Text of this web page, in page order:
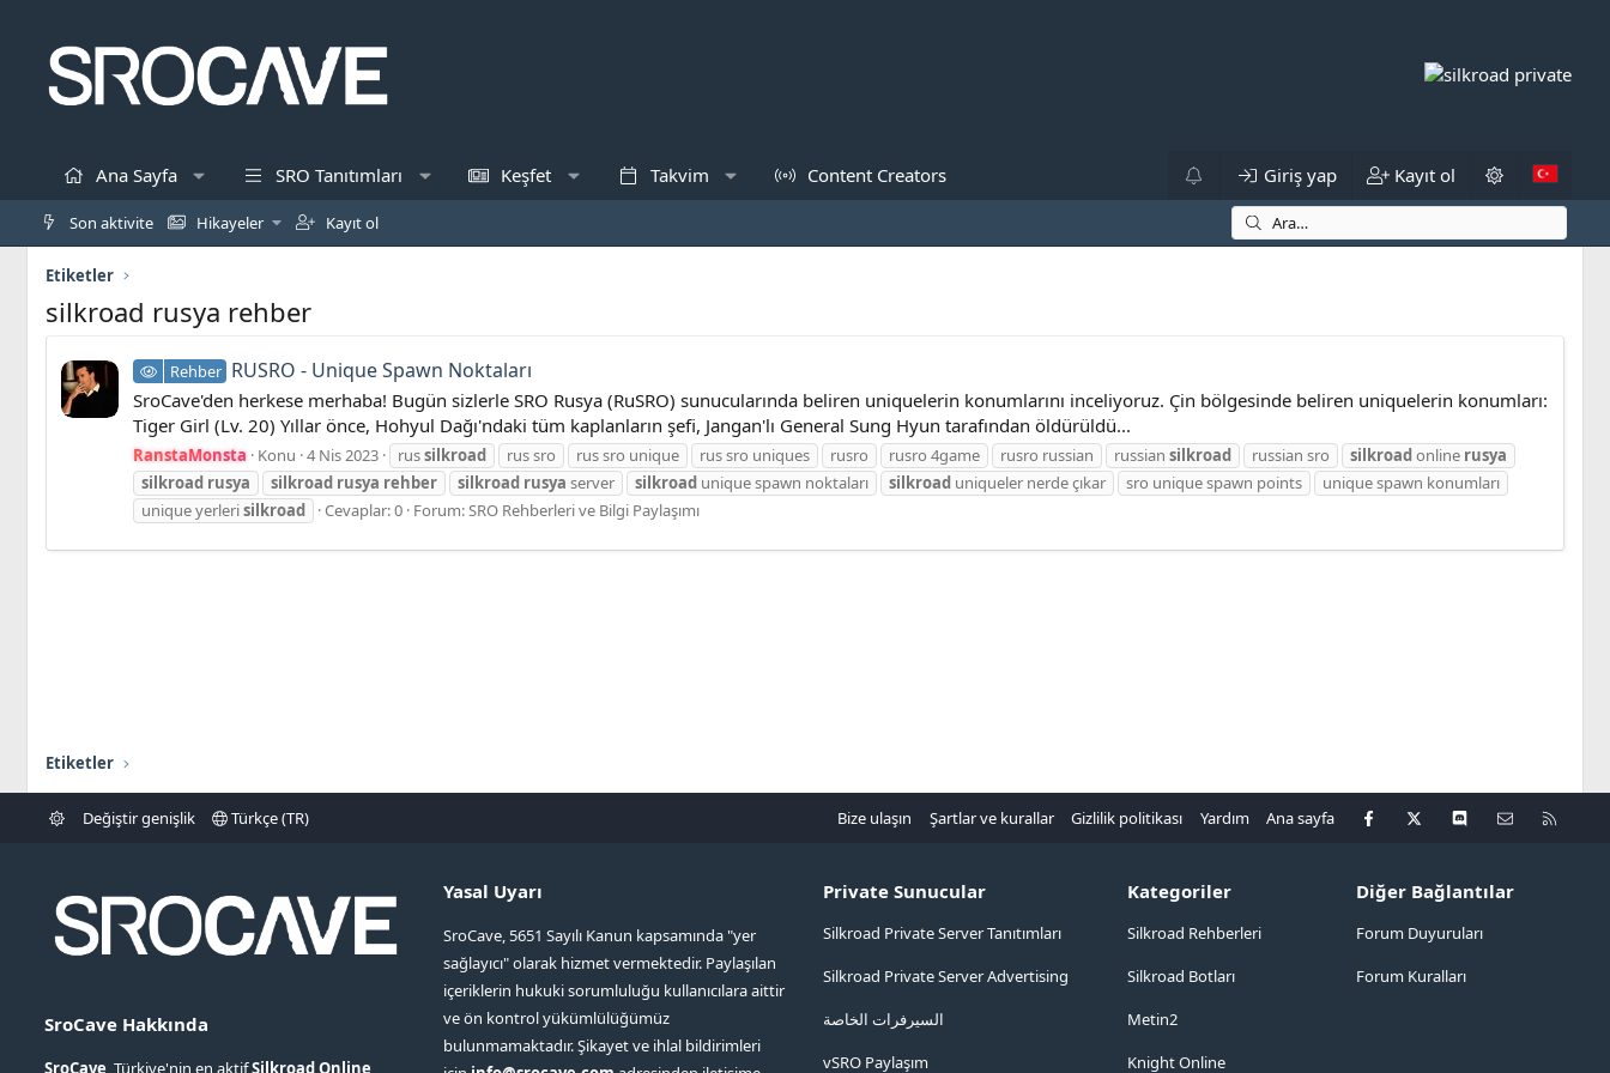
Ana Sayfa SRO Tanıtımları Keşfet Takvim Content Creators Giriş yap Kayıt ol
Son aktivite Hikayeler Kayıt ol
Etiketler
silkroad rusya rehber
Rehber RUSRO - Unique Spawn Noktaları
SroCave'den herkese merhaba! Bugün sizlerle SRO Rusya (RuSRO) sunucularında beliren uniquelerin konumlarını inceliyoruz. Çin bölgesinde beliren uniquelerin konumları:
Tiger Girl (Lv. 20) Yıllar önce, Hohyul Dağı'ndaki tüm kaplanların şefi, Jangan'lı General Sung Hyun tarafından öldürüldü...
RanstaMonsta Konu 4 Nis 2023 russilkroad rus sro rus sro unique rus sro uniques rusro rusro 4game rusro russian russian silkroad russian sro silkroadonline rusya
silkroad rusya silkroad rusya rehber silkroad rusya server silkroad unique spawn noktaları silkroad uniqueler nerde çıkar sro unique spawn points
unique spawn konumları
unique yerlerisilkroad Cevaplar: 0 Forum: SRO Rehberleri ve Bilgi Paylaşımı
Etiketler
Değiştir genişlik Türkçe (TR) Bize ulaşın Şartlar ve kurallar Gizlilik politikası Yardım Ana sayfa Facebook
X Discord Bize ulaşın
SroCave Hakkında
SroCave , Türkiye'nin en aktifSilkroad Online
Yasal Uyarı
SroCave, 5651 Sayılı Kanun kapsamında "yer
sağlayıcı" olarak hizmet vermektedir. Paylaşılan
içeriklerin hukuki sorumluluğu kullanıcılara aittir
ve ön kontrol yükümlülüğümüz
bulunmamaktadır. Şikayet ve ihlal bildirimleri
Private Sunucular
Silkroad Private Server Tanıtımları
Silkroad Private Server Advertising
السيرفرات الخاصة
vSRO Paylaşım
Kategoriler
Silkroad Rehberleri
Silkroad Botları
Metin2
Knight Online
Diğer Bağlantılar
Forum Duyuruları
Forum Kuralları